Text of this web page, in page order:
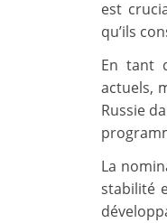
est
qu’ils
En tant
actuels,
Russie
La
stabilité